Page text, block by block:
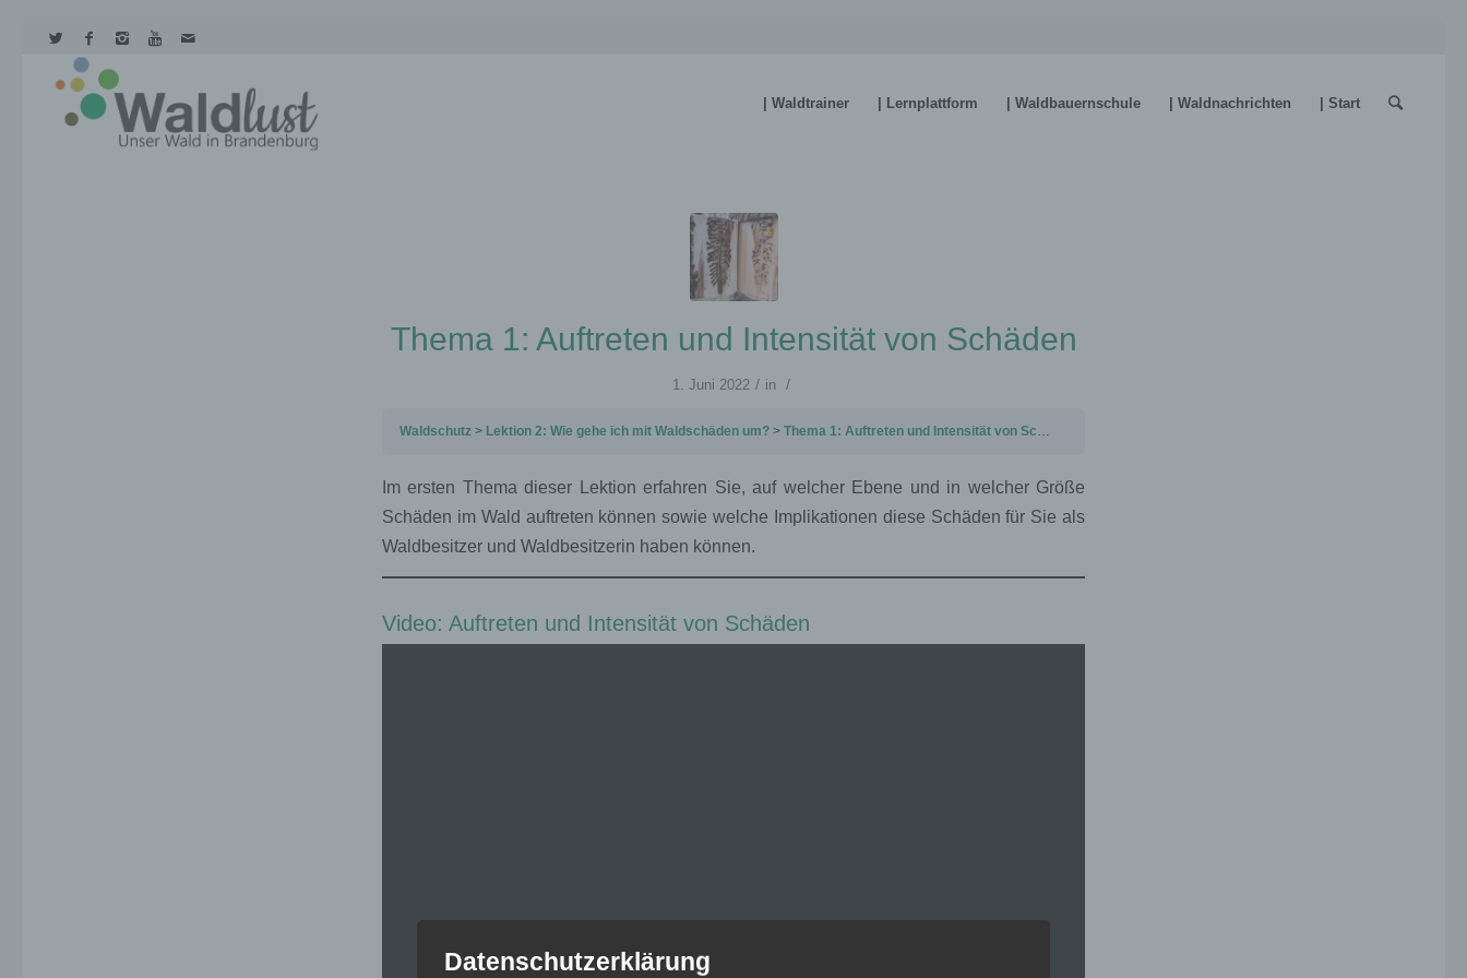
| Waldtrainer | Lernplattform | Waldbauernschule | Waldnachrichten | Start
Thema 1: Auftreten und Intensität von Schäden
1. Juni 2022 / in /
Waldschutz Lektion 2: Wie gehe ich mit Waldschäden um? Thema 1: Auftreten und Intensität von Schäden
Im ersten Thema dieser Lektion erfahren Sie, auf welcher Ebene und in welcher Größe
Schäden im Wald auftreten können sowie welche Implikationen diese Schäden für Sie als
Waldbesitzer und Waldbesitzerin haben können.
Video: Auftreten und Intensität von Schäden
Datenschutzerklärung